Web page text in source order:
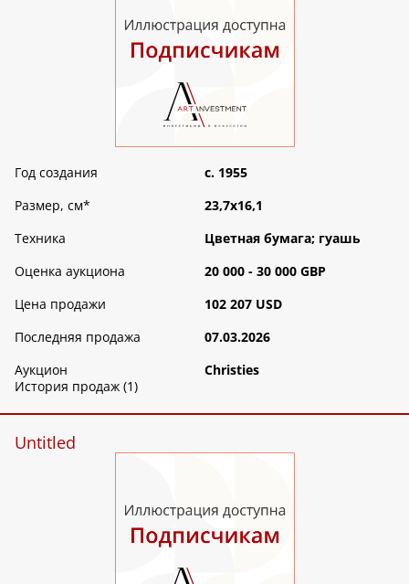
Год создания
c. 1955
Размер, см*
23,7х16,1
Техника
Цветная бумага; гуашь
Оценка аукциона
20 000 - 30 000 GBP
Цена продажи
102 207 USD
Последняя продажа
07.03.2026
Аукцион
Christies
История продаж (1)
Untitled